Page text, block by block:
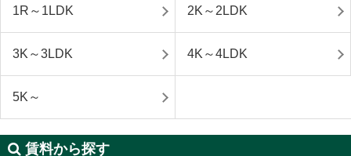
1R～1LDK 2K～2LDK
3K～3LDK 4K～4LDK
5K～
賃料から探す